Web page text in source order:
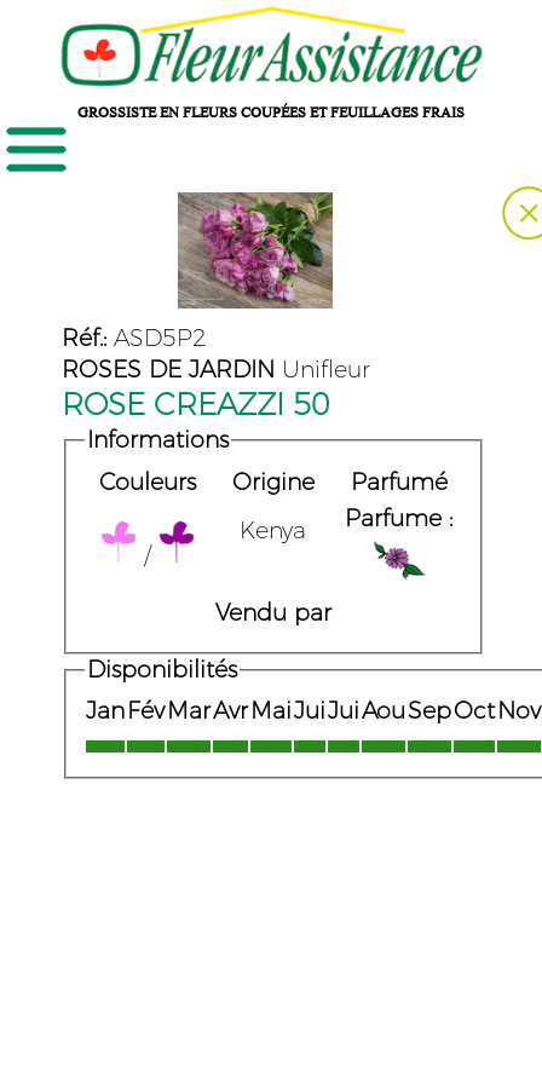
GROSSISTE EN FLEURS COUPÉES ET FEUILLAGES FRAIS
Réf.: ASD5P2
ROSES DE JARDIN Unifleur
ROSE CREAZZI 50
Informations
Couleurs
Origine Parfumé
/
Kenya Parfume :
Vendu par
Disponibilités
JanFévMarAvrMaiJuiJuiAouSepOctNov